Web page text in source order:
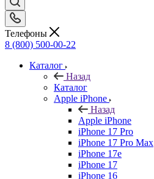
Телефоны
8 (800) 500-00-22
Каталог
Назад
Каталог
Apple iPhone
Назад
Apple iPhone
iPhone 17 Pro
iPhone 17 Pro Max
iPhone 17e
iPhone 17
iPhone 16